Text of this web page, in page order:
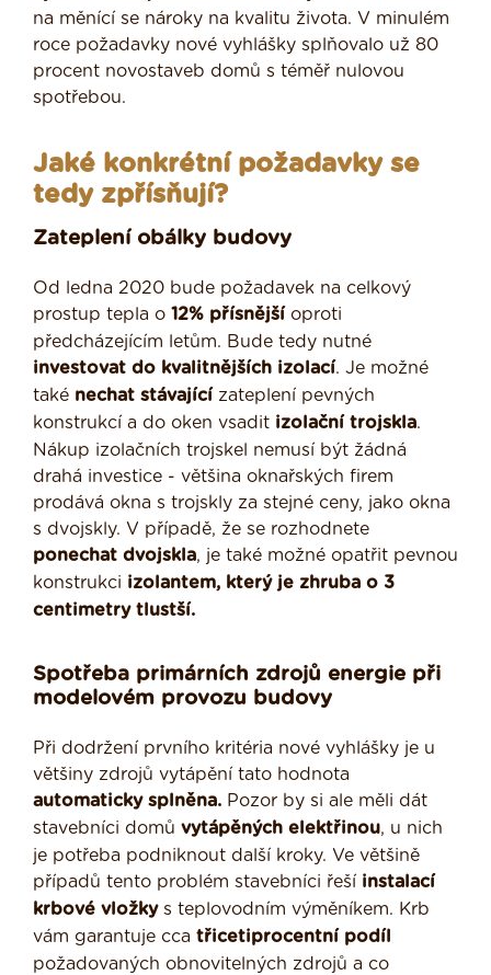
na měnící se nároky na kvalitu života. V minulém
roce požadavky nové vyhlášky splňovalo už 80
procent novostaveb domů s téměř nulovou
spotřebou.
Jaké konkrétní požadavky se
tedy zpřísňují?
Zateplení obálky budovy
Od ledna 2020 bude požadavek na celkový
prostup tepla o 12% přísnější oproti
předcházejícím letům. Bude tedy nutné
investovat do kvalitnějších izolací. Je možné
také nechat stávající zateplení pevných
konstrukcí a do oken vsadit izolační trojskla.
Nákup izolačních trojskel nemusí být žádná
drahá investice - většina oknařských firem
prodává okna s trojskly za stejné ceny, jako okna
s dvojskly. V případě, že se rozhodnete
ponechat dvojskla, je také možné opatřit pevnou
konstrukci izolantem, který je zhruba o 3
centimetry tlustší.
Spotřeba primárních zdrojů energie při
modelovém provozu budovy
Při dodržení prvního kritéria nové vyhlášky je u
většiny zdrojů vytápění tato hodnota
automaticky splněna. Pozor by si ale měli dát
stavebníci domů vytápěných elektřinou, u nich
je potřeba podniknout další kroky. Ve většině
případů tento problém stavebníci řeší instalací
krbové vložkys teplovodním výměníkem. Krb
vám garantuje cca třicetiprocentní podíl
požadovaných obnovitelných zdrojů a co